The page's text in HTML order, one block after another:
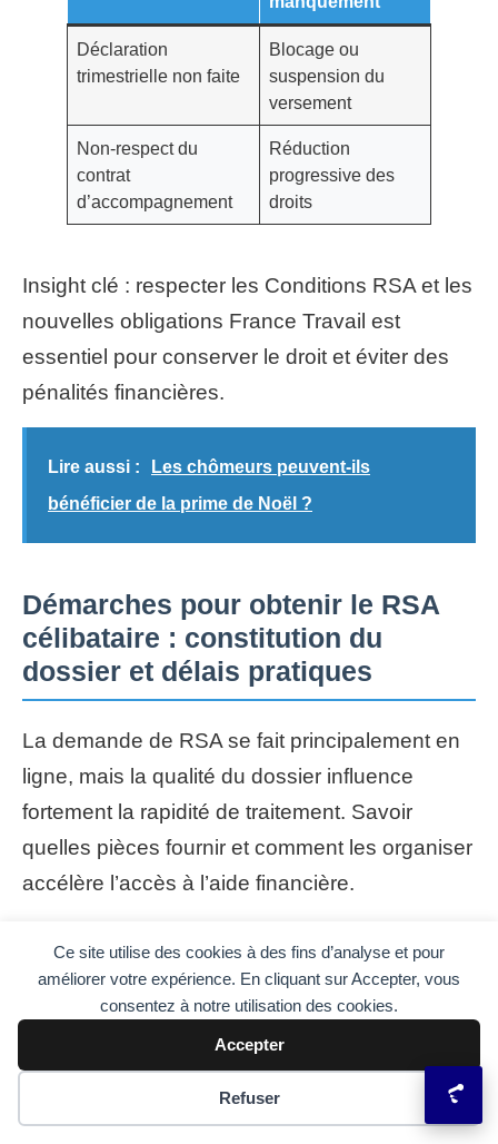
Ce site utilise des cookies à des fins d’analyse et pour
améliorer votre expérience. En cliquant sur Accepter, vous
consentez à notre utilisation des cookies.
Accepter
Refuser
Préférences des cookies
Déclaration
trimestrielle non faite
Blocage ou
suspension du
versement
Non-respect du
contrat
d’accompagnement
Réduction
progressive des
droits
Insight clé : respecter les Conditions RSA et les
nouvelles obligations France Travail est
essentiel pour conserver le droit et éviter des
pénalités financières.
Lire aussi :
Les chômeurs peuvent-ils
bénéficier de la prime de Noël ?
Démarches pour obtenir le RSA
célibataire : constitution du
dossier et délais pratiques
La demande de RSA se fait principalement en
ligne, mais la qualité du dossier influence
fortement la rapidité de traitement. Savoir
quelles pièces fournir et comment les organiser
accélère l’accès à l’aide financière.
plupart des salariés et allocataires, la MSA pour
le secteur agricole. Le formulaire Cerfa
n°15481 est la base administrative pour
constituer la demande initiale.
Documents essentiels : pièce d’identité, RIB,